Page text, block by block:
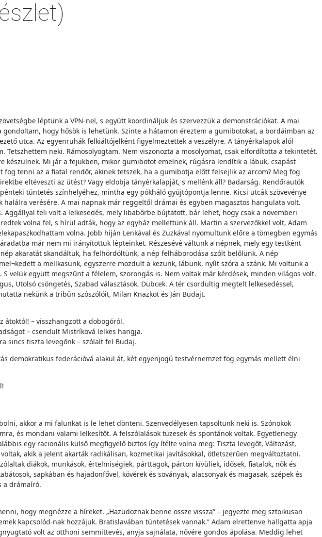
léptünk a VPN-nel, s együtt koordináljuk és szervezzük a demonstrációkat. A mai
hogy hősök is lehetünk. Szinte a hátamon éreztem a gumibotokat, a bordáimban az
utca. Az egyenruhák felkiáltójelként figyelmeztettek a veszélyre. A tányérkalapok alól
neki. Rámosolyogtam. Nem viszonozta a mosolyomat, csak elfordította a tekintetét.
Mi jár a fejükben, mikor gumibotot emelnek, rúgásra lendítik a lábuk, csapást
tenni az a fiatal rendőr, akinek tetszek, ha a gumibotja előtt felsejlik az arcom? Meg fog
eltéveszti az ütést? Vagy eldobja tányérkalapját, s mellénk áll? Badarság. Rendőrautók
tüntetés színhelyéhez, mintha egy pókháló gyújtópontja lenne. Kicsi utcák szövevénye
verésére. A mai napnak már reggeltől drámai és egyben magasztos hangulata volt.
teli volt a lelkesedés, mely libabőrbe bújtatott, bár lehet, hogy csak a novemberi
volna fel, s hírül adták, hogy az egyház mellettünk áll. Martin a szervezőkkel volt, Adam
volna. Jobb híján Lenkával és Zuzkával nyomultunk előre a tömegben egymás
már nem mi irányítottuk lépteinket. Részesévé váltunk a népnek, mely egy testként
akaratát skandáltuk, ha felhördöltünk, a nép felháborodása szólt belőlünk. A nép
a mellkasunk, egyszerre mozdult a kezünk, lábunk, nyílt szóra a szánk. Mi voltunk a
velük együtt megszűnt a félelem, szorongás is. Nem voltak már kérdések, minden világos volt.
Utolsó csöngetés, Szabad választások, Dubcek. A tér csordultig megtelt lelkesedéssel,
nekünk a tribün szószólóit, Milan Knazkot és Ján Budajt.
átoktól! – visszhangzott a dobogóról.
– csendült Mistríková lelkes hangja.
sincs tiszta levegőnk – szólalt fel Budaj.
demokratikus federációvá alakul át, két egyenjogú testvérnemzet fog egymás mellett élni
akkor a mi falunkat is le lehet dönteni. Szenvedélyesen tapsoltunk neki is. Szónokok
és mondani valami lelkesítőt. A felszólalások tüzesek és spontánok voltak. Egyetlenegy
egy racionális külső megfigyelő biztos így ítélte volna meg: Tiszta levegőt, Változást,
akik a jelent akarták radikálisan, kozmetikai javításokkal, ötletszerűen megváltoztatni.
diákok, munkások, értelmiségiek, párttagok, párton kívüliek, idősek, fiatalok, nők és
sapkában és hajadonfővel, kövérek és soványak, alacsonyak és magasak, szépek és
a drámaíró.
hogy megnézze a híreket. „Hazudoznak benne össze vissza” – jegyezte meg sztoikusan
kapcsolód-nak hozzájuk. Bratislavában tüntetések vannak.” Adam elrettenve hallgatta apja
volt az otthoni semmittevés, anyja sajnálata, nővére gondos ápolása. Meddig lehet